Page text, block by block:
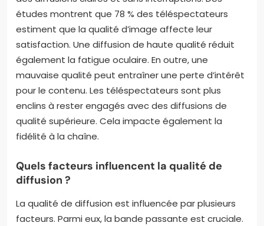
études montrent que 78 % des téléspectateurs
estiment que la qualité d’image affecte leur
satisfaction. Une diffusion de haute qualité réduit
également la fatigue oculaire. En outre, une
mauvaise qualité peut entraîner une perte d’intérêt
pour le contenu. Les téléspectateurs sont plus
enclins à rester engagés avec des diffusions de
qualité supérieure. Cela impacte également la
fidélité à la chaîne.
Quels facteurs influencent la qualité de
diffusion ?
La qualité de diffusion est influencée par plusieurs
facteurs. Parmi eux, la bande passante est cruciale.